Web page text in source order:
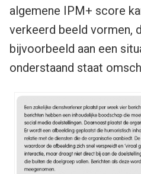
algemene IPM+ score
verkeerd beeld vormen,
bijvoorbeeld aan een
onderstaand staat